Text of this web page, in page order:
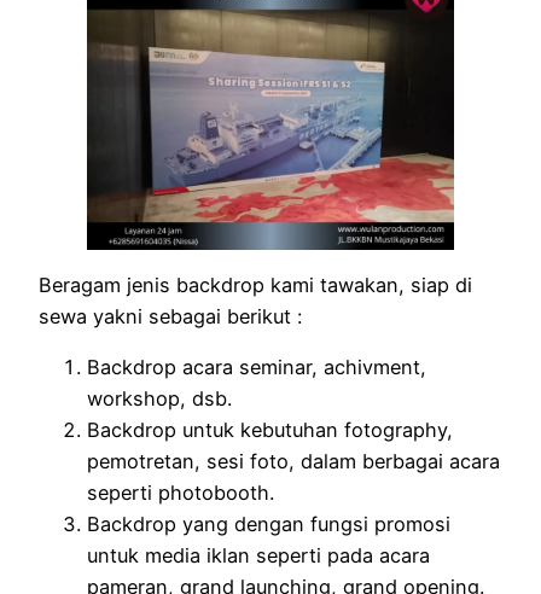
Beragam jenis backdrop kami tawakan, siap di
sewa yakni sebagai berikut :
Backdrop acara seminar, achivment,
workshop, dsb.
Backdrop untuk kebutuhan fotography,
pemotretan, sesi foto, dalam berbagai acara
seperti photobooth.
Backdrop yang dengan fungsi promosi
untuk media iklan seperti pada acara
pameran, grand launching, grand opening.